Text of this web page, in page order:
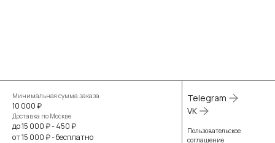
Минимальная сумма заказа
10 000 ₽
Доставка по Москве
до 15 000 ₽ - 450 ₽
от 15 000 ₽ - бесплатно
Telegram
VK
Пользовательское
соглашение